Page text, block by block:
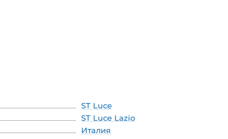
ST Luce
ST Luce Lazio
Италия